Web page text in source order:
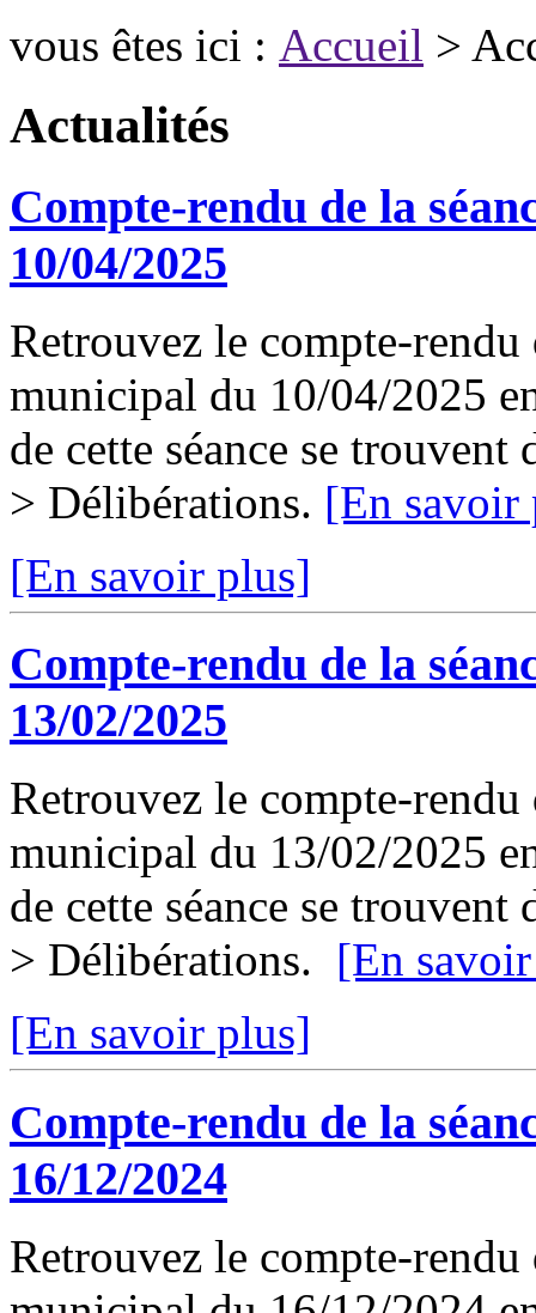
vous êtes ici : Accueil >
Actualités
Compte-rendu de la
10/04/2025
Retrouvez le compte-rendu
municipal du 10/04/2025
de cette séance se
> Délibérations. [En savoir
[En savoir plus]
Compte-rendu de la
13/02/2025
Retrouvez le compte-rendu
municipal du 13/02/2025
de cette séance se
> Délibérations. [En
[En savoir plus]
Compte-rendu de la
16/12/2024
Retrouvez le compte-rendu